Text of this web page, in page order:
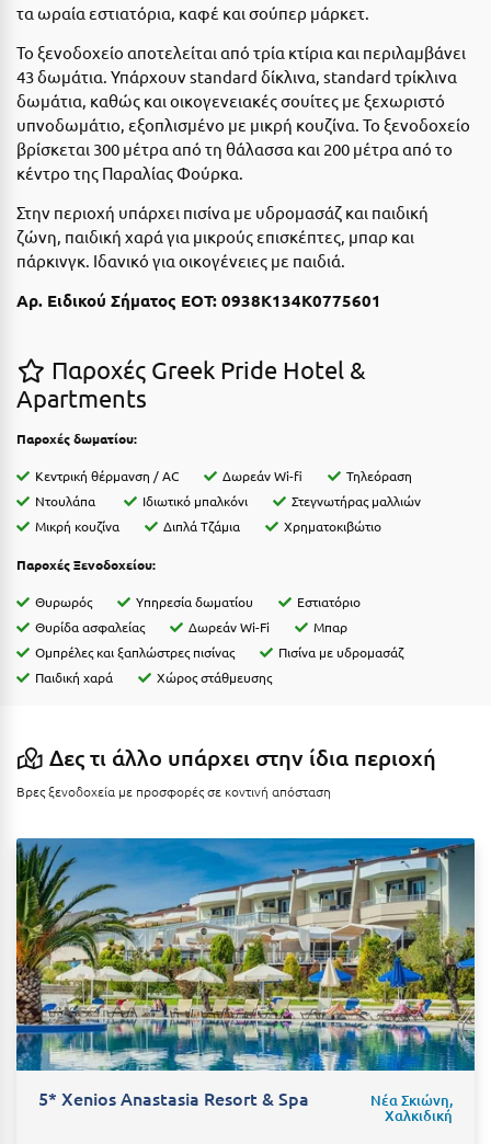
Μεθώνη
Μεσολόγγι
Μεσσηνία
Μετέωρα
Μήλος
Μονεμβασιά
Μπαλί Κρήτης
Μπάνσκο
Μπούκα Μεσσηνίας
Μύκονος
Μυστράς
Μυτιλήνη
Ν
Νάξος
Ναυπακτία
Ναύπλιο
Νέα Μάκρη
Νέα Στύρα Εύβοιας
Νέοι Πόροι Πιερίας
Ξ
Ξυλόκαστρο
Ο
τα ωραία εστιατόρια, καφέ και σούπερ μάρκετ.
Το ξενοδοχείο αποτελείται από τρία κτίρια και περιλαμβάνει
43 δωμάτια. Υπάρχουν standard δίκλινα, standard τρίκλινα
δωμάτια, καθώς και οικογενειακές σουίτες με ξεχωριστό
υπνοδωμάτιο, εξοπλισμένο με μικρή κουζίνα. Το ξενοδοχείο
βρίσκεται 300 μέτρα από τη θάλασσα και 200 ​​μέτρα από το
κέντρο της Παραλίας Φούρκα.
Στην περιοχή υπάρχει πισίνα με υδρομασάζ και παιδική
ζώνη, παιδική χαρά για μικρούς επισκέπτες, μπαρ και
πάρκινγκ. Ιδανικό για οικογένειες με παιδιά.
Αρ. Ειδικού Σήματος ΕΟΤ: 0938K134K0775601
Παροχές Greek Pride Hotel &
Apartments
Παροχές δωματίου:
Κεντρική θέρμανση / AC Δωρεάν Wi-fi
Τηλεόραση
Ντουλάπα
Ιδιωτικό μπαλκόνι
Στεγνωτήρας μαλλιών
Μικρή κουζίνα
Διπλά Τζάμια Χρηματοκιβώτιο
Παροχές Ξενοδοχείου:
Θυρωρός Υπηρεσία δωματίου
Εστιατόριο
Θυρίδα ασφαλείας
Δωρεάν Wi-Fi
Μπαρ
Ομπρέλες και ξαπλώστρες πισίνας
Πισίνα με υδρομασάζ
Παιδική χαρά
Χώρος στάθμευσης
Δες τι άλλο υπάρχει στην ίδια περιοχή
Βρες ξενοδοχεία με προσφορές σε κοντινή απόσταση
5* Xenios Anastasia Resort & Spa Νέα Σκιώνη,
Χαλκιδική